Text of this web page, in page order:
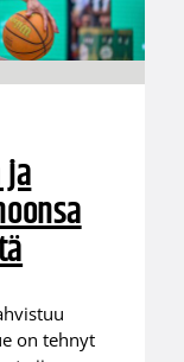
on tehnyt